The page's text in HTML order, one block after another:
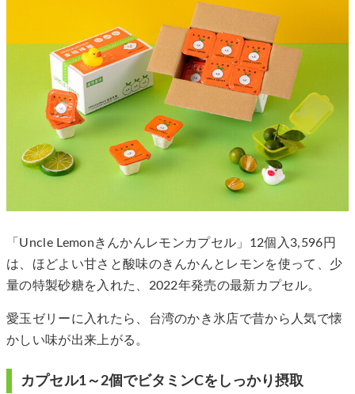
「Uncle Lemonきんかんレモンカプセル」12個入3,596円
は、ほどよい甘さと酸味のきんかんとレモンを使って、少
量の特製砂糖を入れた、2022年発売の最新カプセル。
愛玉ゼリーに入れたら、台湾のかき氷店で昔から人気で懐
かしい味が出来上がる。
カプセル1～2個でビタミンCをしっかり摂取